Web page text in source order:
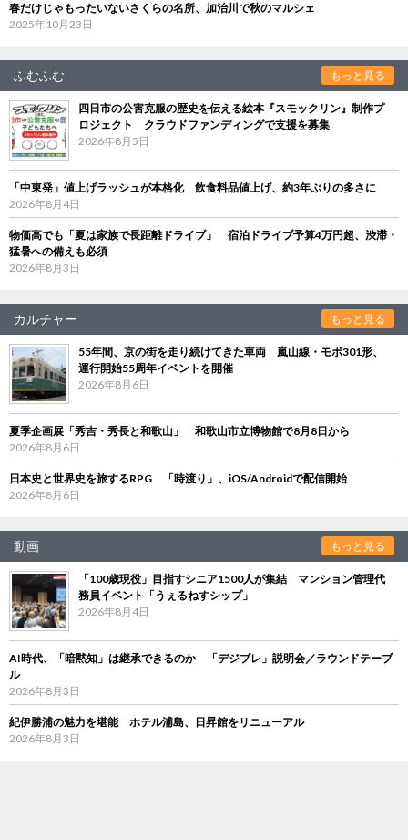
春だけじゃもったいないさくらの名所、加治川で秋のマルシェ
2025年10月23日
ふむふむ もっと見る
四日市の公害克服の歴史を伝える絵本『スモックリン』制作プ
ロジェクト クラウドファンディングで支援を募集
2026年8月5日
「中東発」値上げラッシュが本格化 飲食料品値上げ、約3年ぶりの多さに
2026年8月4日
物価高でも「夏は家族で長距離ドライブ」 宿泊ドライブ予算4万円超、渋滞・
猛暑への備えも必須
2026年8月3日
カルチャー もっと見る
55年間、京の街を走り続けてきた車両 嵐山線・モボ301形、
運行開始55周年イベントを開催
2026年8月6日
夏季企画展「秀吉・秀長と和歌山」 和歌山市立博物館で8月8日から
2026年8月6日
日本史と世界史を旅するRPG 「時渡り」、iOS/Androidで配信開始
2026年8月6日
動画 もっと見る
「100歳現役」目指すシニア1500人が集結 マンション管理代
務員イベント「うぇるねすシップ」
2026年8月4日
AI時代、「暗黙知」は継承できるのか 「デジブレ」説明会／ラウンドテーブ
ル
2026年8月3日
紀伊勝浦の魅力を堪能 ホテル浦島、日昇館をリニューアル
2026年8月3日